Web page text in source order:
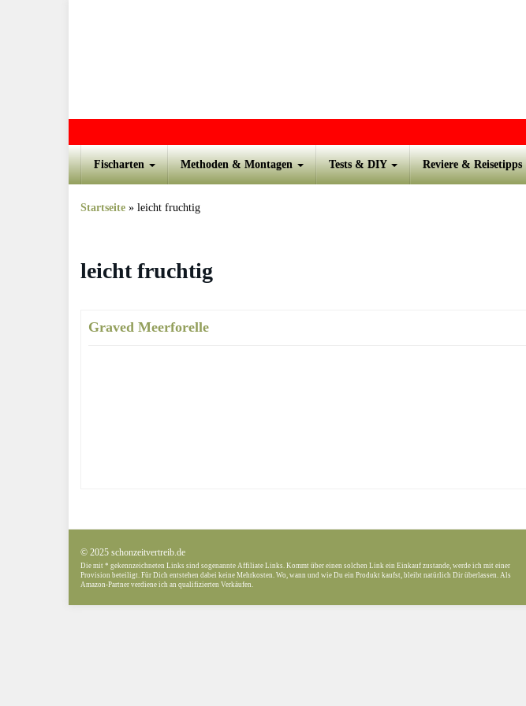
Fischarten Methoden & Montagen Tests & DIY Reviere & Reisetipps
Startseite » leicht fruchtig
leicht fruchtig
Graved Meerforelle
© 2025 schonzeitvertreib.de
Die mit * gekennzeichneten Links sind sogenannte Affiliate Links. Kommt über einen solchen Link ein Einkauf zustande, werde ich mit einer
Provision beteiligt. Für Dich entstehen dabei keine Mehrkosten. Wo, wann und wie Du ein Produkt kaufst, bleibt natürlich Dir überlassen. Als
Amazon-Partner verdiene ich an qualifizierten Verkäufen.